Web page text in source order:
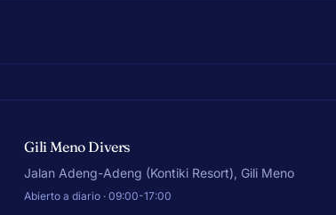
Gili Meno Divers
Jalan Adeng-Adeng (Kontiki Resort), Gili Meno
Abierto a diario · 09:00-17:00